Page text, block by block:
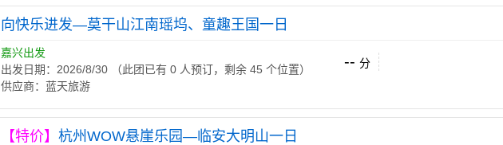
向快乐进发—莫干山江南瑶坞、童趣王国一日
嘉兴出发
出发日期：2026/8/30 （此团已有 0 人预订，剩余 45 个位置）
供应商：蓝天旅游
-- 分
【特价】 杭州WOW悬崖乐园—临安大明山一日